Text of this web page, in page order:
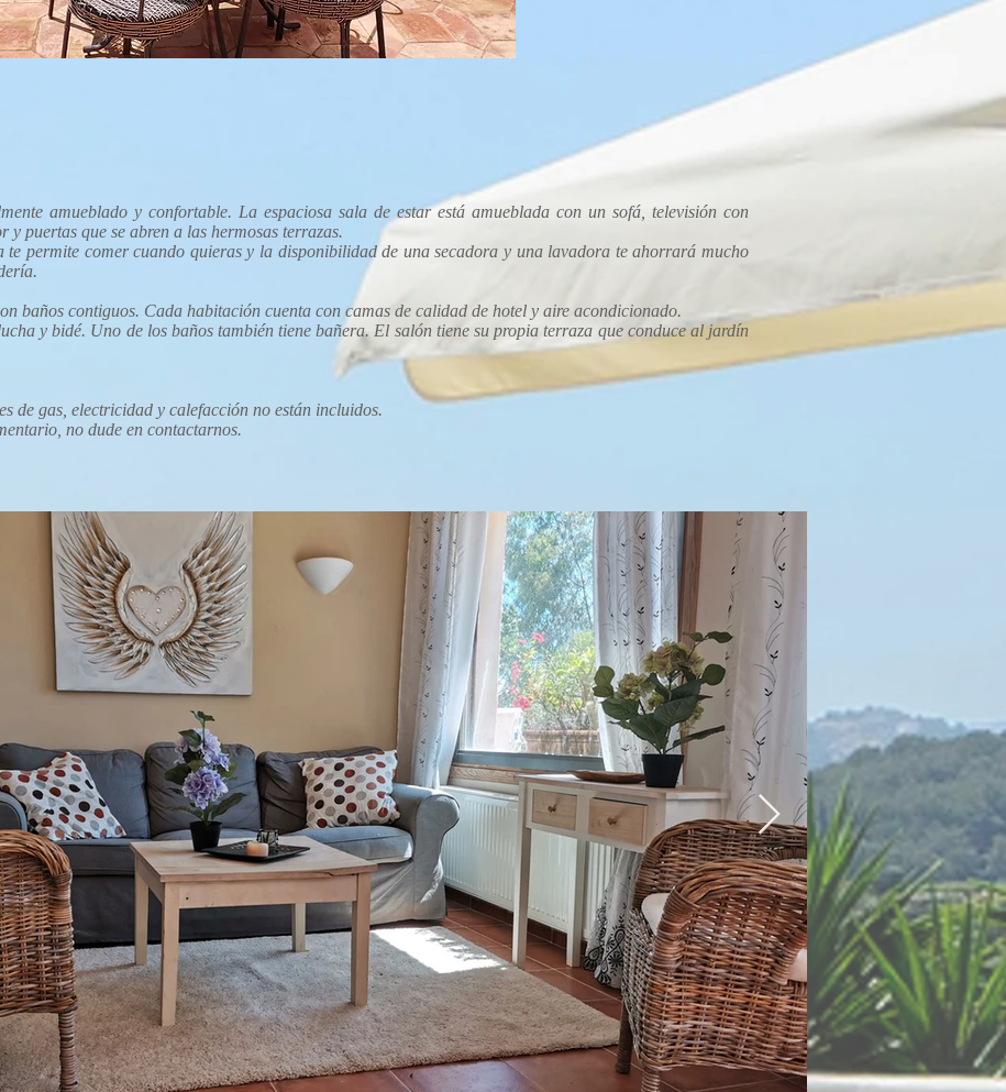
amueblado y confortable. La espaciosa sala de estar está amueblada con un sofá, televisión con
y puertas que se abren a las hermosas terrazas.
te permite comer cuando quieras y la disponibilidad de una secadora y una lavadora te ahorrará mucho
baños contiguos. Cada habitación cuenta con camas de calidad de hotel y aire acondicionado.
y bidé. Uno de los baños también tiene bañera. El salón tiene su propia terraza que conduce al jardín
de gas, electricidad y calefacción no están incluidos.
no dude en contactarnos.